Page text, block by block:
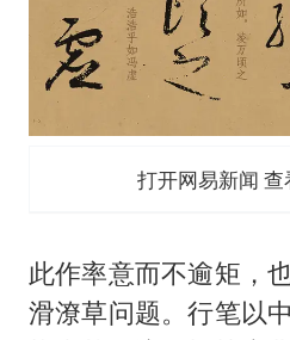
打开网易新闻
此作率意而不逾矩，
滑潦草问题。行笔以